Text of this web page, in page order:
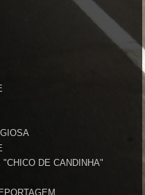
"CHICO DE CANDINHA"